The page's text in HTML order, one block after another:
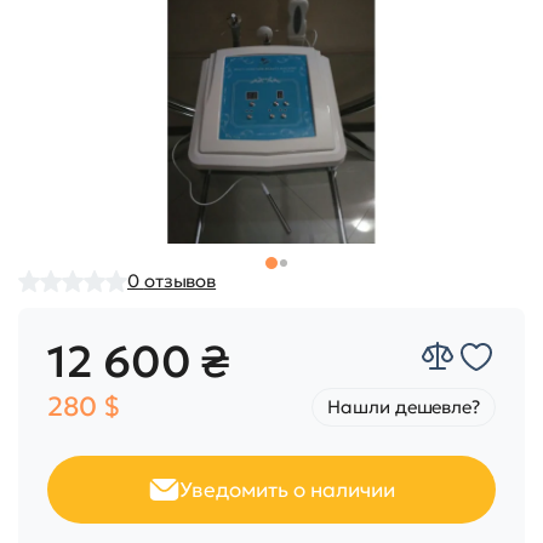
0 отзывов
12 600 ₴
280 $ Нашли дешевле?
Уведомить о наличии